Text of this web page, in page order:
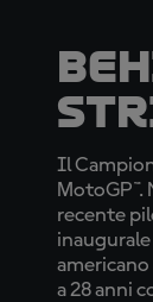
Il
MotoGP™.
recente
a 28 anni